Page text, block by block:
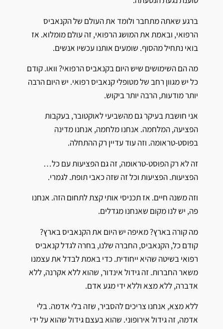
ברגע שאתה מתחבר ולומד את העולם של הקנאביס
הרפואי, ובאמת את המושג הרפואי, זה עולם מומלוא. אז
בואי נתחיל מהסוף. שומעים אותנו עכשיו אנשים.
מה הם השימושים שיש היום בקנאביס הרפואי? וואו. קודם
כל יש מגוון רחב של מטופלי קנאביס רפואי. יש היום הרבה
יותר מודעות, הרבה יותר ביקוש.
אני חושבת בעיקר גם מהשביעי לאוקטובר, בעקבות
הפציעה, המלחמה. אנחנו מלחמה, אנחנו מדינה
בפוסט-טראומה. וזה עוד עדיין רק ההתחלה.
זה לא רק הפוסט-טראומה, זה גם הפציעות עם כל…
הפציעות. הפציעות וכל זה שזה כאבי תופת. לגמרי.
וזה משנה חיים. אז תכניסי אותי קצת לתחום הזה. אנחנו
פה, יש לנו מקום שאנחנו מגדלים.
מה קורה בארץ? מאיפה יש היום את הקנאביס בארץ?
קודם כל, הקנאביס, החברה שלנו, בחרה לגדל קנאביס
רפואי בשיטה שהיא ייחודית. כדי באמת לבדל את עצמנו
משאר החברות. זה גידול אינדור, שהוא ללא אקרנה, ללא
אדברה, ללא מצא וללא ידי מגע אדם.
ללא מצא, אנחנו צריכים להסביר, שזה בלי אדמה. בלי
אדמה, זה גידול אירופוני. שהוא בעצם גידול שהוא על ידי